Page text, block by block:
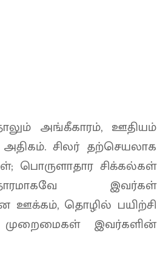
அங்கீகாரம், ஊதியம்
சிலர் தற்செயலாக
பொருளாதார சிக்கல்கள்
இவர்கள்
ஊக்கம், தொழில் பயிற்சி
இவர்களின்